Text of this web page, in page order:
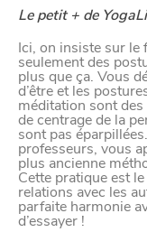
Le petit + de
Ici, on insiste sur le
seulement des
plus que ça. Vous
d’être et les
méditation sont des
de centrage de la
sont pas
professeurs, vous
plus ancienne
Cette pratique est
relations avec les
parfaite harmonie
d’essayer !